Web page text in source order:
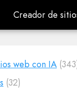
Creador de
Creador de
web con IA
(32)